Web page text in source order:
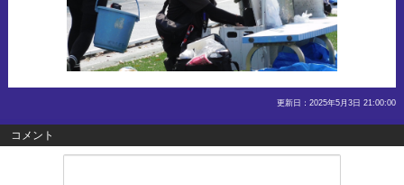
更新日：2025年5月3日 21:00:00
コメント